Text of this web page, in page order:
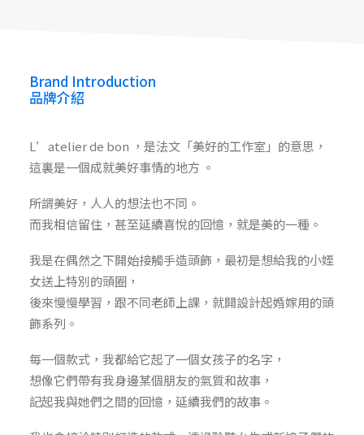
Brand Introduction
品牌介紹
L’atelier de bon ，是法文「美好的工作室」的意思，
這裏是一個成就美好事情的地方 。
所謂美好，人人的想法也不同。
而我相信留住，甚至延續喜悅的回憶，就是美的一種。
我是在偶然之下開始接觸手造頭飾，最初是想給我的小姪
女送上特別的頭圈，
後來慢慢學習，跟不同老師上課，就開設計起婚嫁用的頭
飾系列。
每一個款式，我都給它起了一個女孩子的名字，
想像它們帶有我身邊某個朋友的氣質和故事，
記起我與她們之間的回憶，延續我們的故事。